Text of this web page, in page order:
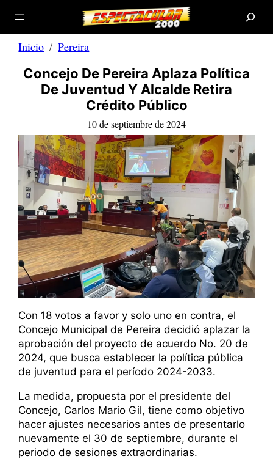
Saltar
contenido
a
Inicio Pereira
Concejo De Pereira Aplaza Política
De Juventud Y Alcalde Retira
Crédito Público
10 de septiembre de 2024
Con 18 votos a favor y solo uno en contra, el
Concejo Municipal de Pereira decidió aplazar la
aprobación del proyecto de acuerdo No. 20 de
2024, que busca establecer la política pública
de juventud para el período 2024-2033.
La medida, propuesta por el presidente del
Concejo, Carlos Mario Gil, tiene como objetivo
hacer ajustes necesarios antes de presentarlo
nuevamente el 30 de septiembre, durante el
periodo de sesiones extraordinarias.